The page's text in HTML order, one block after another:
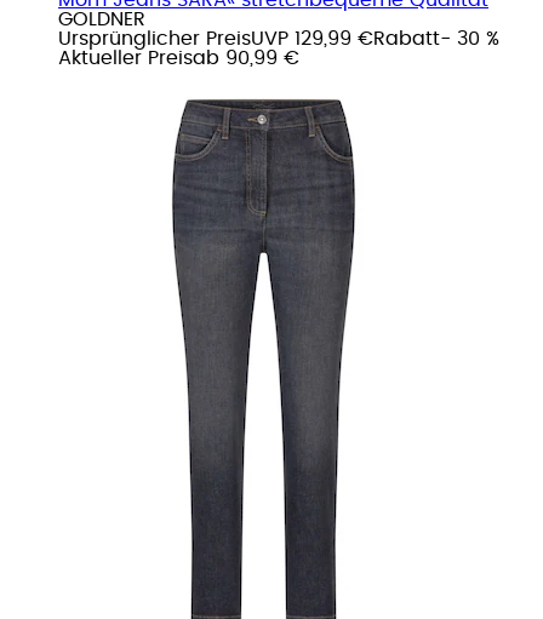
GOLDNER
Ursprünglicher PreisUVP 129,99 €Rabatt- 30 %
Aktueller Preisab 90,99 €